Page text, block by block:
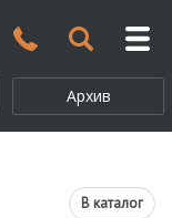
Архив
В каталог